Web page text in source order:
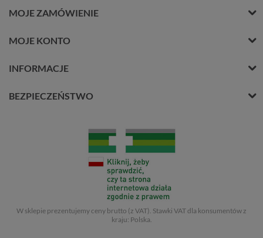
MOJE ZAMÓWIENIE
MOJE KONTO
INFORMACJE
BEZPIECZEŃSTWO
W sklepie prezentujemy ceny brutto (z VAT). Stawki VAT dla konsumentów z
kraju: Polska.